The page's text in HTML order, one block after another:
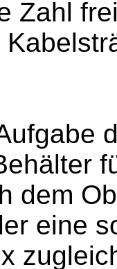
Zahl
dem
eine